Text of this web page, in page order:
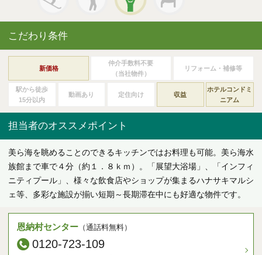
こだわり条件
新価格
仲介手数料不要
（当社物件）
リフォーム・補修等
駅から徒歩
15分以内
動画あり 定住向け 収益
ホテルコンドミ
ニアム
担当者のオススメポイント
美ら海を眺めることのできるキッチンではお料理も可能。美ら海水
族館まで車で４分（約１．８ｋｍ）。「展望大浴場」、「インフィ
ニティプール」、様々な飲食店やショップが集まるハナサキマルシ
ェ等、多彩な施設が揃い短期～長期滞在中にも好適な物件です。
恩納村センター（通話料無料）
0120-723-109
新着物件お知らせメールに登録
ご契約後アンケートのご案内
各種特典制度のご案内